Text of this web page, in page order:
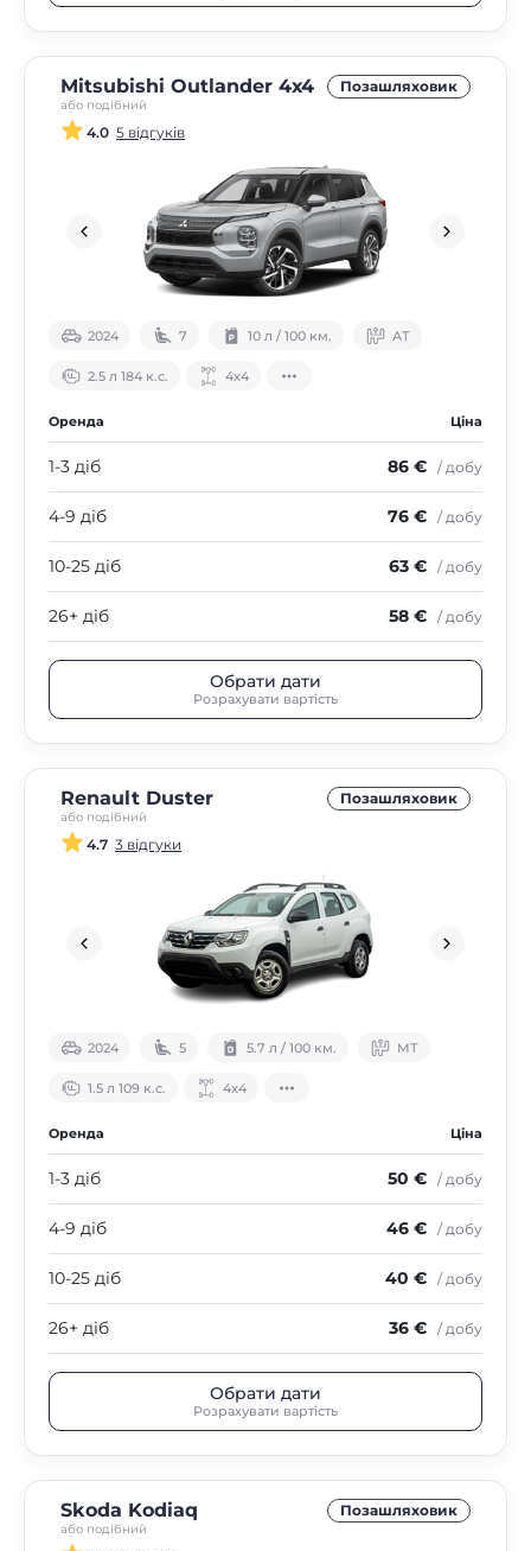
Mitsubishi Outlander 4х4
або подібний
Позашляховик
4.0 5 відгуків
2024 7 10 л / 100 км. АТ
2.5 л 184 к.с. 4х4
Оренда Ціна
1-3 діб 86 € / добу
4-9 діб 76 € / добу
10-25 діб 63 € / добу
26+ діб 58 € / добу
Обрати дати
Розрахувати вартість
Renault Duster
або подібний
Позашляховик
4.7 3 відгуки
2024 5 5.7 л / 100 км. МТ
1.5 л 109 к.с. 4х4
Оренда Ціна
1-3 діб 50 € / добу
4-9 діб 46 € / добу
10-25 діб 40 € / добу
26+ діб 36 € / добу
Обрати дати
Розрахувати вартість
Skoda Kodiaq
або подібний
Позашляховик